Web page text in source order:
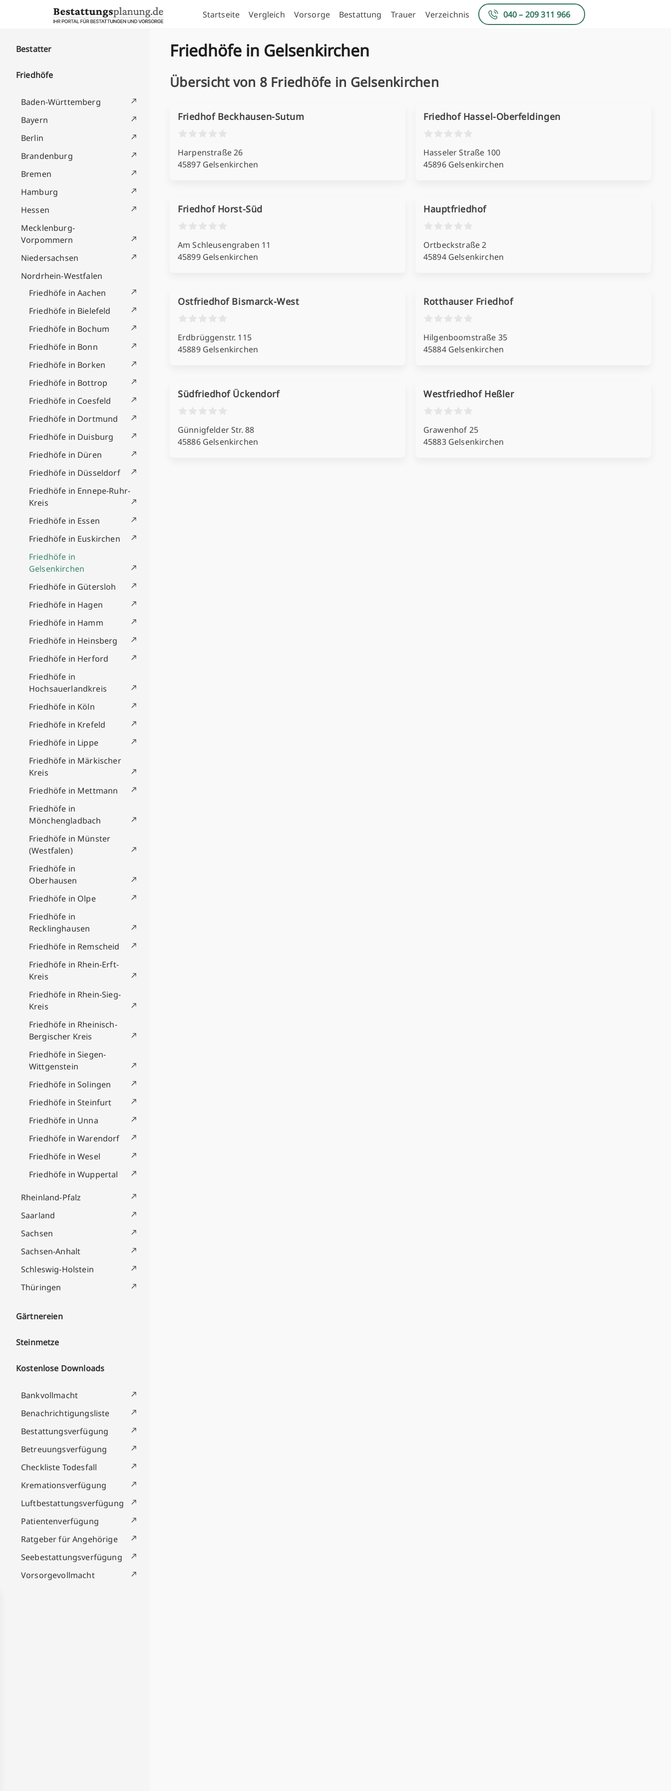
Skip to content
Startseite Vergleich Vorsorge Bestattung Trauer Verzeichnis 040 – 209 311 966
Bestatter
Friedhöfe
Baden-Württemberg
Bayern
Berlin
Brandenburg
Bremen
Hamburg
Hessen
Mecklenburg-
Vorpommern
Niedersachsen
Nordrhein-Westfalen
Friedhöfe in Aachen
Friedhöfe in Bielefeld
Friedhöfe in Bochum
Friedhöfe in Bonn
Friedhöfe in Borken
Friedhöfe in Bottrop
Friedhöfe in Coesfeld
Friedhöfe in Dortmund
Friedhöfe in Duisburg
Friedhöfe in Düren
Friedhöfe in Düsseldorf
Friedhöfe in Ennepe-Ruhr-
Kreis
Friedhöfe in Essen
Friedhöfe in Euskirchen
Friedhöfe in
Gelsenkirchen
Friedhöfe in Gütersloh
Friedhöfe in Hagen
Friedhöfe in Hamm
Friedhöfe in Heinsberg
Friedhöfe in Herford
Friedhöfe in
Hochsauerlandkreis
Friedhöfe in Köln
Friedhöfe in Krefeld
Friedhöfe in Lippe
Friedhöfe in Märkischer
Kreis
Friedhöfe in Mettmann
Friedhöfe in
Mönchengladbach
Friedhöfe in Münster
(Westfalen)
Friedhöfe in
Oberhausen
Friedhöfe in Olpe
Friedhöfe in
Recklinghausen
Friedhöfe in Remscheid
Friedhöfe in Rhein-Erft-
Kreis
Friedhöfe in Rhein-Sieg-
Kreis
Friedhöfe in Rheinisch-
Bergischer Kreis
Friedhöfe in Siegen-
Wittgenstein
Friedhöfe in Solingen
Friedhöfe in Steinfurt
Friedhöfe in Unna
Friedhöfe in Warendorf
Friedhöfe in Wesel
Friedhöfe in Wuppertal
Rheinland-Pfalz
Saarland
Sachsen
Sachsen-Anhalt
Schleswig-Holstein
Thüringen
Gärtnereien
Steinmetze
Kostenlose Downloads
Bankvollmacht
Benachrichtigungsliste
Bestattungsverfügung
Betreuungsverfügung
Checkliste Todesfall
Kremationsverfügung
Luftbestattungsverfügung
Patientenverfügung
Ratgeber für Angehörige
Seebestattungsverfügung
Vorsorgevollmacht
Friedhöfe in Gelsenkirchen
Übersicht von 8 Friedhöfe in Gelsenkirchen
Friedhof Beckhausen-Sutum
Harpenstraße 26
45897 Gelsenkirchen
Friedhof Hassel-Oberfeldingen
Hasseler Straße 100
45896 Gelsenkirchen
Friedhof Horst-Süd
Am Schleusengraben 11
45899 Gelsenkirchen
Hauptfriedhof
Ortbeckstraße 2
45894 Gelsenkirchen
Ostfriedhof Bismarck-West
Erdbrüggenstr. 115
45889 Gelsenkirchen
Rotthauser Friedhof
Hilgenboomstraße 35
45884 Gelsenkirchen
Südfriedhof Ückendorf
Günnigfelder Str. 88
45886 Gelsenkirchen
Westfriedhof Heßler
Grawenhof 25
45883 Gelsenkirchen